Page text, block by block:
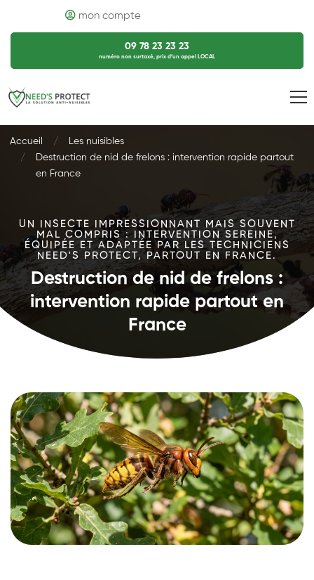
mon compte
09 78 23 23 23
numéro non surtaxé, prix d’un appel LOCAL
Accueil
Les nuisibles
Destruction de nid de frelons : intervention rapide partout
en France
UN INSECTE IMPRESSIONNANT MAIS SOUVENT
MAL COMPRIS : INTERVENTION SEREINE,
ÉQUIPÉE ET ADAPTÉE PAR LES TECHNICIENS
NEED'S PROTECT, PARTOUT EN FRANCE.
Destruction de nid de frelons :
intervention rapide partout en
France